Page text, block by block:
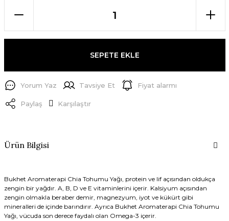
SEPETE EKLE
Yorum Yaz Tavsiye Et Fiyat alarmı
Paylaş Karşılaştır
Ürün Bilgisi
Bukhet Aromaterapi Chia Tohumu Yağı, protein ve lif açısından oldukça
zengin bir yağdır. A, B, D ve E vitaminlerini içerir. Kalsiyum açısından
zengin olmakla beraber demir, magnezyum, iyot ve kükürt gibi
mineralleri de içinde barındırır. Ayrıca Bukhet Aromaterapi Chia Tohumu
Yağı, vücuda son derece faydalı olan Omega-3 içerir.